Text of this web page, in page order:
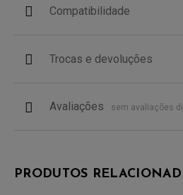
Compatibilidade
Trocas e devoluções
Avaliações sem avaliações
PRODUTOS